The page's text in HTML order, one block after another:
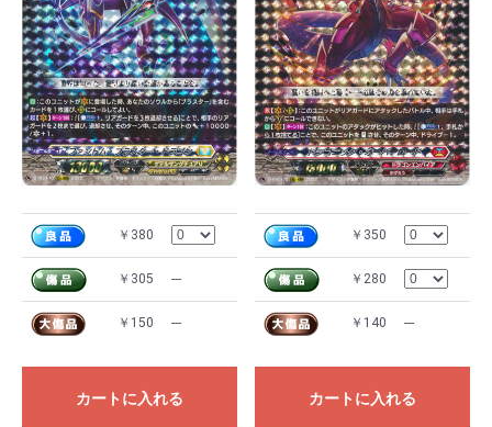
￥380
￥305 ---
￥150 ---
カートに入れる
￥350
￥280
￥140 ---
カートに入れる